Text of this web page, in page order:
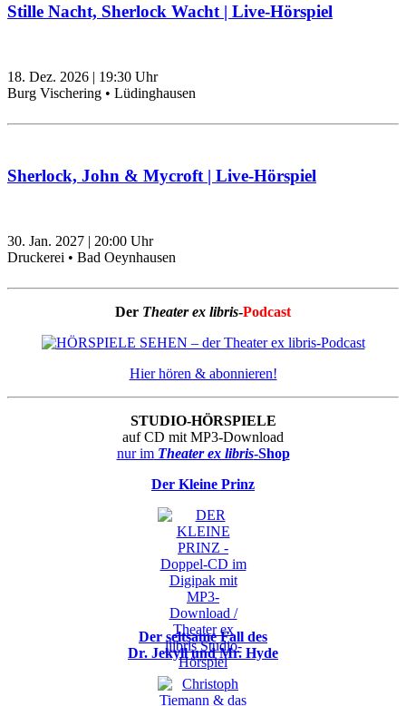
Stille Nacht, Sherlock Wacht | Live-Hörspiel
18. Dez. 2026 | 19:30 Uhr
Burg Vischering • Lüdinghausen
Sherlock, John & Mycroft | Live-Hörspiel
30. Jan. 2027 | 20:00 Uhr
Druckerei • Bad Oeynhausen
Der Theater ex libris-Podcast
Hier hören & abonnieren!
STUDIO-HÖRSPIELE
auf CD mit MP3-Download
nur imTheater ex libris-Shop
Der Kleine Prinz
Der seltsame Fall des
Dr. Jekyll und Mr. Hyde